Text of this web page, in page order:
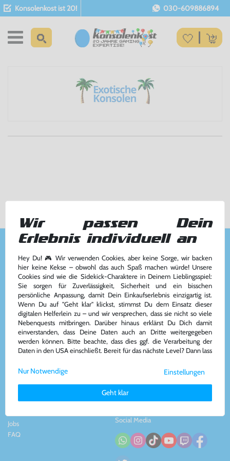
Konsolenkost ist 20! 030-609886894
Kundenservice
Kontakt&Team
AGB
Widerrufsrecht
Impressum
& Datenschutz
Zahlung und Versand
Vertrag widerrufen
Kontakt
Konsolenkost GmbH
Plauener Str. 163-165
13053 Berlin, DE
Tel: +49 30 - 609886894
Mail: info@konsolenkost.de
www.konsolenkost.de
Über das Unternehmen
Partnerprogramm
Jobs
FAQ
Social Media
Wir passen Dein
Erlebnis individuell an
Hey Du! 🎮 Wir verwenden Cookies, aber keine Sorge, wir backen
hier keine Kekse – obwohl das auch Spaß machen würde! Unsere
Cookies sind wie die Sidekick-Charaktere in Deinem Lieblingsspiel:
Sie sorgen für Zuverlässigkeit, Sicherheit und ein bisschen
persönliche Anpassung, damit Dein Einkaufserlebnis einzigartig ist.
Wenn Du auf "Geht klar" klickst, stimmst Du dem Einsatz dieser
digitalen Helferlein zu – und wir versprechen, dass sie nicht so viele
Nebenquests mitbringen. Darüber hinaus erklärst Du Dich damit
einverstanden, dass Deine Daten auch an Dritte weitergegeben
werden können. Bitte beachte, dass dies ggf. die Verarbeitung der
Daten in den USA einschließt. Bereit für das nächste Level? Dann lass
Weitere Informationen zu den von uns verwendeten Cookies und
Deinen Rechten als Nutzer findest Du in unsererDaten­schutz­
Impressum.
Einstellungen
Geht klar
Nur Notwendige